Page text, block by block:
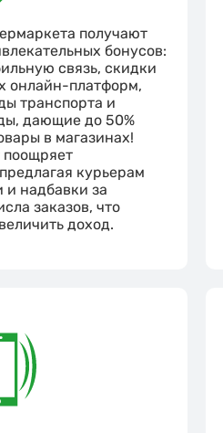
получают
бонусов:
связь, скидки
онлайн-платформ,
транспорта и
дающие до 50%
в магазинах!
поощряет
курьерам
и надбавки за
заказов, что
доход.